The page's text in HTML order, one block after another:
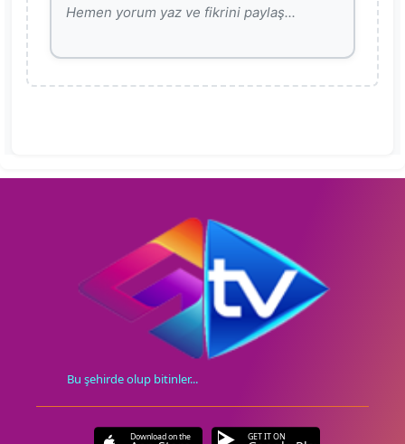
Bu şehirde olup bitinler...
Download on the GET IT ON